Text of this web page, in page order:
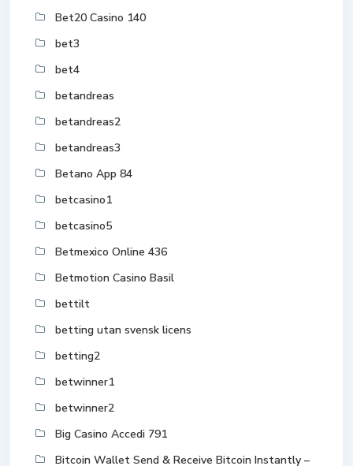
Bet20 Casino 140
bet3
bet4
betandreas
betandreas2
betandreas3
Betano App 84
betcasino1
betcasino5
Betmexico Online 436
Betmotion Casino Basil
bettilt
betting utan svensk licens
betting2
betwinner1
betwinner2
Big Casino Accedi 791
Bitcoin Wallet Send & Receive Bitcoin Instantly –